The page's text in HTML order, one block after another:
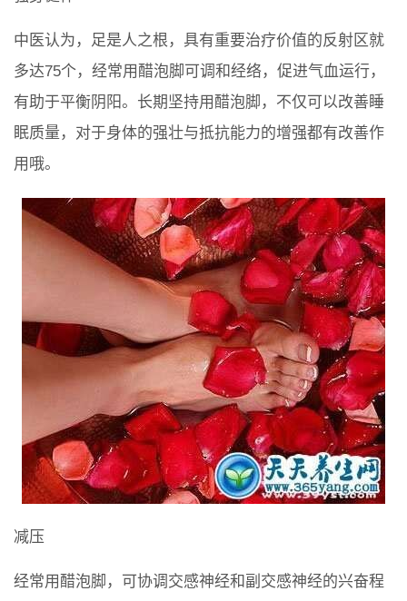
中医认为，足是人之根，具有重要治疗价值的反射区就
多达75个，经常用醋泡脚可调和经络，促进气血运行，
有助于平衡阴阳。长期坚持用醋泡脚，不仅可以改善睡
眠质量，对于身体的强壮与抵抗能力的增强都有改善作
用哦。
减压
经常用醋泡脚，可协调交感神经和副交感神经的兴奋程